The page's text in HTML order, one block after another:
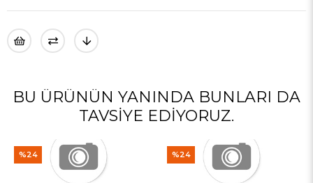
BU ÜRÜNÜN YANINDA BUNLARI DA
TAVSIYE EDIYORUZ.
%24 %24